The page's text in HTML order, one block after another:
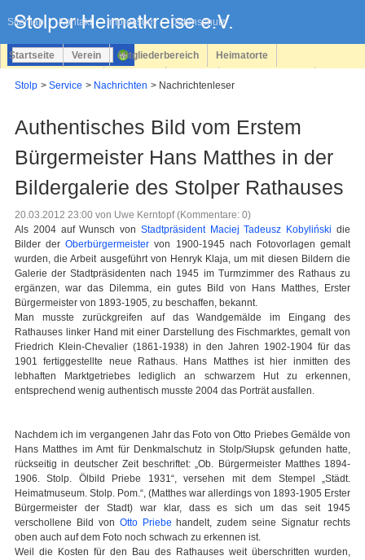
Sitemap Kontakt Impressum Datenschutz
überspringen
Startseite Verein Mitgliederbereich Heimatorte
Stolp Service Nachrichten Nachrichtenleser
Authentisches Bild vom Erstem
Bürgermeister Hans Matthes in der
Bildergalerie des Stolper Rathauses
20.03.2012 23:00 von Uwe Kerntopf (Kommentare: 0)
Als 2004 auf Wunsch von Stadtpräsident Maciej Tadeusz Kobyliński die
Bilder derOberbürgermeister von 1900-1945 nach Fotovorlagen gemalt
wurden, die Arbeit ausgeführt von Henryk Klaja, um mit diesen Bildern die
Galerie der Stadtpräsidenten nach 1945 im Turmzimmer des Rathaus zu
ergänzen, war das Dilemma, ein gutes Bild von Hans Matthes, Erster
Bürgermeister von 1893-1905, zu beschaffen, bekannt.
Man musste zurückgreifen auf das Wandgemälde im Eingang des
Rathauses linker Hand mit einer Darstellung des Fischmarktes, gemalt von
Friedrich Klein-Chevalier (1861-1938) in den Jahren 1902-1904 für das
1901 fertiggestellte neue Rathaus. Hans Matthes ist hier inmitten des
lebhaften Marktgetriebes lediglich an schwarzem Hut zu erkennen,
entsprechend wenig authentisch musste 2004 das Porträt ausfallen.
Nachdem ich im vergangenen Jahr das Foto von Otto Priebes Gemälde von
Hans Matthes im Amt für Denkmalschutz in Stolp/Słupsk gefunden hatte,
rückseitig in deutscher Zeit beschriftet: „Ob. Bürgermeister Matthes 1894-
1906. Stolp. Ölbild Priebe 1931“, versehen mit dem Stempel „Städt.
Heimatmuseum. Stolp. Pom.“, (Matthes war allerdings von 1893-1905 Erster
Bürgermeister der Stadt) war klar, dass es sich um das seit 1945
verschollene Bild von Otto Priebe handelt, zudem seine Signatur rechts
oben auch auf dem Foto noch schwach zu erkennen ist.
Weil die Kosten für den Bau des Rathauses weit überschritten wurden,